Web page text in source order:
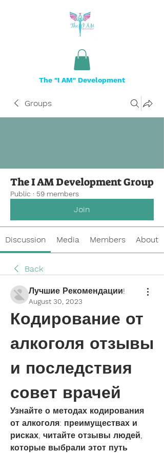
The "I AM" Development
Groups
The I AM Development Group
Public · 59 members
Join
Discussion Media Members About
Back
Лучшие Рекомендации!
August 30, 2023
Кодирование от
алкоголя отзывы
и последствия
совет врачей
Узнайте о методах кодирования
от алкоголя: преимуществах и
рисках, читайте отзывы людей,
которые выбрали этот путь